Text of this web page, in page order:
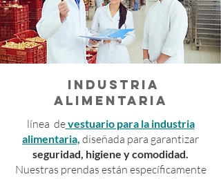
INDUSTRIA
ALIMENTARIA
línea devestuario para la industria
alimentaria, diseñada para garantizar
seguridad, higiene y comodidad.
Nuestras prendas están específicamente